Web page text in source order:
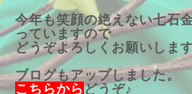
今年も笑顔の絶えない七石
っていますので
どうぞよろしくお願いしま
ブログもアップしました。
こちらからどうぞ♪